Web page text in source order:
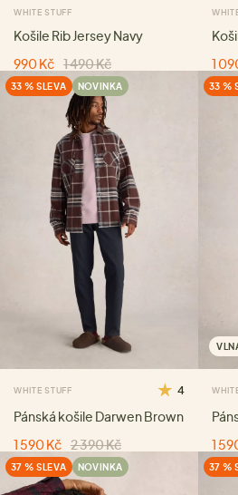
WHITE STUFF
Košile Rib Jersey Navy
990 Kč 1 490 Kč
1
33 % SLEVA NOVINKA
WHITE STUFF 4
Pánská košile Darwen Brown
1 590 Kč 2 390 Kč
33 %
1
37 % SLEVA NOVINKA 37 %